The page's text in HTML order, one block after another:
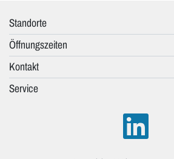
Standorte
Öffnungszeiten
Kontakt
Service